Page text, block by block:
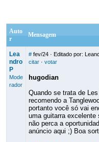
Auto
r
Mensagem
Lea
ndro
P
Mode
rador
# fev/24· Editado por:
citar· votar
hugodian
Quando se trata de
recomendo a
portanto você só vai
uma guitarra
não perca a
anúncio aqui ;) Boa